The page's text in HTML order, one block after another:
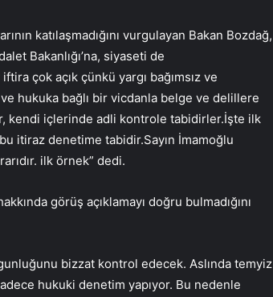
katılaşmadığını vurgulayan Bakan Bozdağ,
Bakanlığı’na, siyaseti de
çok açık çünkü yargı bağımsız ve
hukuka bağlı bir vicdanla belge ve delillere
kendi içlerinde adli kontrole tabidirler.İşte ilk
itiraz denetime tabidir.Sayın İmamoğlu
ilk örnek” dedi.
görüş açıklamayı doğru bulmadığını
bizzat kontrol edecek. Aslında temyiz
hukuki denetim yapıyor. Bu nedenle